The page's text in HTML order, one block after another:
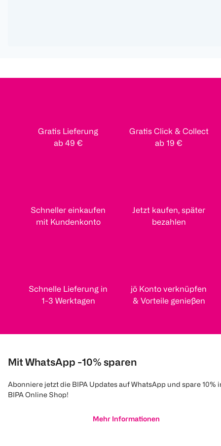
Gratis Lieferung
ab 49 €
Gratis Click & Collect
ab 19 €
Schneller einkaufen
mit Kundenkonto
Jetzt kaufen, später
bezahlen
Schnelle Lieferung in
1-3 Werktagen
jö Konto verknüpfen
& Vorteile genießen
Mit WhatsApp -10% sparen
Abonniere jetzt die BIPA Updates auf WhatsApp und spare 10%
BIPA Online Shop!
Mehr Informationen